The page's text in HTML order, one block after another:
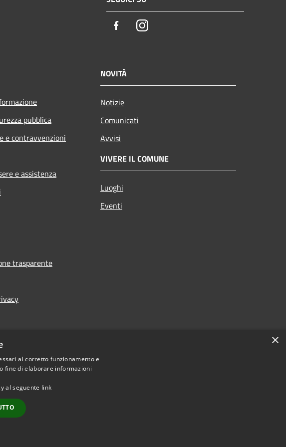
FacebookInstagram
pubblica
e contravvenzioni
e assistenza
NOVITÀ
Notizie
Comunicati
Avvisi
VIVERE IL COMUNE
Luoghi
Eventi
trasparente
• Comune di Longarone • Powered by
×
al corretto funzionamento e
fine di elaborare informazioni
al seguente link